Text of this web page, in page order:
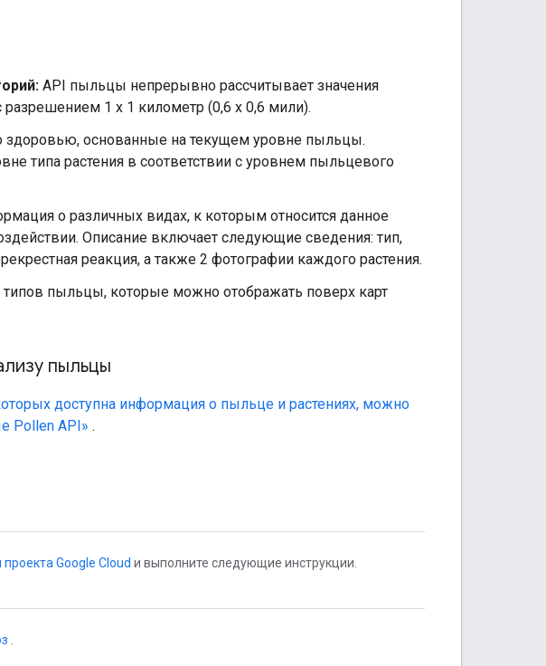
API пыльцы непрерывно рассчитывает значения
1 x 1 километр (0,6 x 0,6 мили).
здоровью, основанные на текущем уровне пыльцы.
типа растения в соответствии с уровнем пыльцевого
о различных видах, к которым относится данное
Описание включает следующие сведения: тип,
реакция, а также 2 фотографии каждого растения.
пыльцы, которые можно отображать поверх карт
пыльцы
доступна информация о пыльце и растениях, можно
Pollen API» .
проекта Google Cloud и выполните следующие инструкции.